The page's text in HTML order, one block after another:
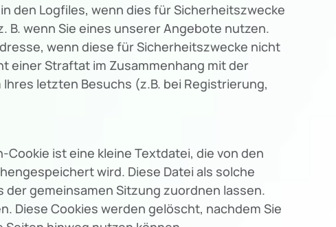
den Logfiles, wenn dies für Sicherheitszwecke
wenn Sie eines unserer Angebote nutzen.
wenn diese für Sicherheitszwecke nicht
einer Straftat im Zusammenhang mit der
letzten Besuchs (z.B. bei Registrierung,
ist eine kleine Textdatei, die von den
wird. Diese Datei als solche
gemeinsamen Sitzung zuordnen lassen.
Diese Cookies werden gelöscht, nachdem Sie